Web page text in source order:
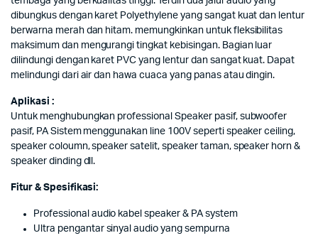
dibungkus dengan karet Polyethylene yang sangat kuat dan lentur
berwarna merah dan hitam. memungkinkan untuk fleksibilitas
maksimum dan mengurangi tingkat kebisingan. Bagian luar
dilindungi dengan karet PVC yang lentur dan sangat kuat. Dapat
melindungi dari air dan hawa cuaca yang panas atau dingin.
Aplikasi :
Untuk menghubungkan professional Speaker pasif, subwoofer
pasif, PA Sistem menggunakan line 100V seperti speaker ceiling,
speaker coloumn, speaker satelit, speaker taman, speaker horn &
speaker dinding dll.
Fitur & Spesifikasi:
Professional audio kabel speaker & PA system
Ultra pengantar sinyal audio yang sempurna